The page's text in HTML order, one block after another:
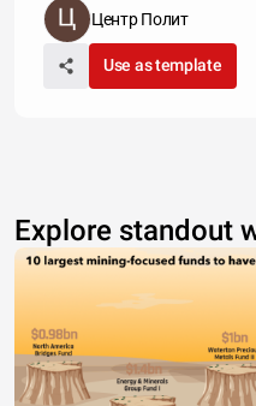
Центр Полит
Use as template
Explore standout